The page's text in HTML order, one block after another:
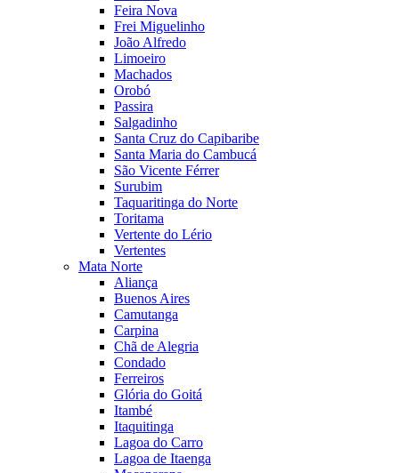
Feira Nova
Frei Miguelinho
João Alfredo
Limoeiro
Machados
Orobó
Passira
Salgadinho
Santa Cruz do Capibaribe
Santa Maria do Cambucá
São Vicente Férrer
Surubim
Taquaritinga do Norte
Toritama
Vertente do Lério
Vertentes
Mata Norte
Aliança
Buenos Aires
Camutanga
Carpina
Chã de Alegria
Condado
Ferreiros
Glória do Goitá
Itambé
Itaquitinga
Lagoa do Carro
Lagoa de Itaenga